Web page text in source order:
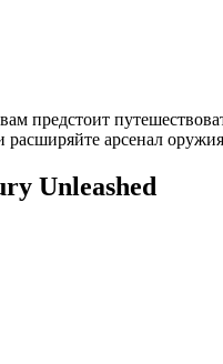
предстоит
арсенал
Unleashed